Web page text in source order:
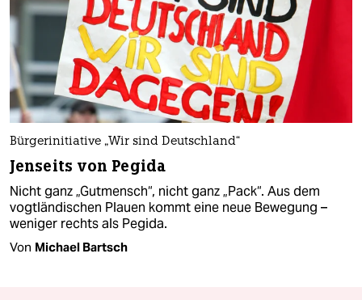
Bürgerinitiative „Wir sind Deutschland“
Jenseits von Pegida
Nicht ganz „Gutmensch“, nicht ganz „Pack“. Aus dem
vogtländischen Plauen kommt eine neue Bewegung –
weniger rechts als Pegida.
Von Michael Bartsch